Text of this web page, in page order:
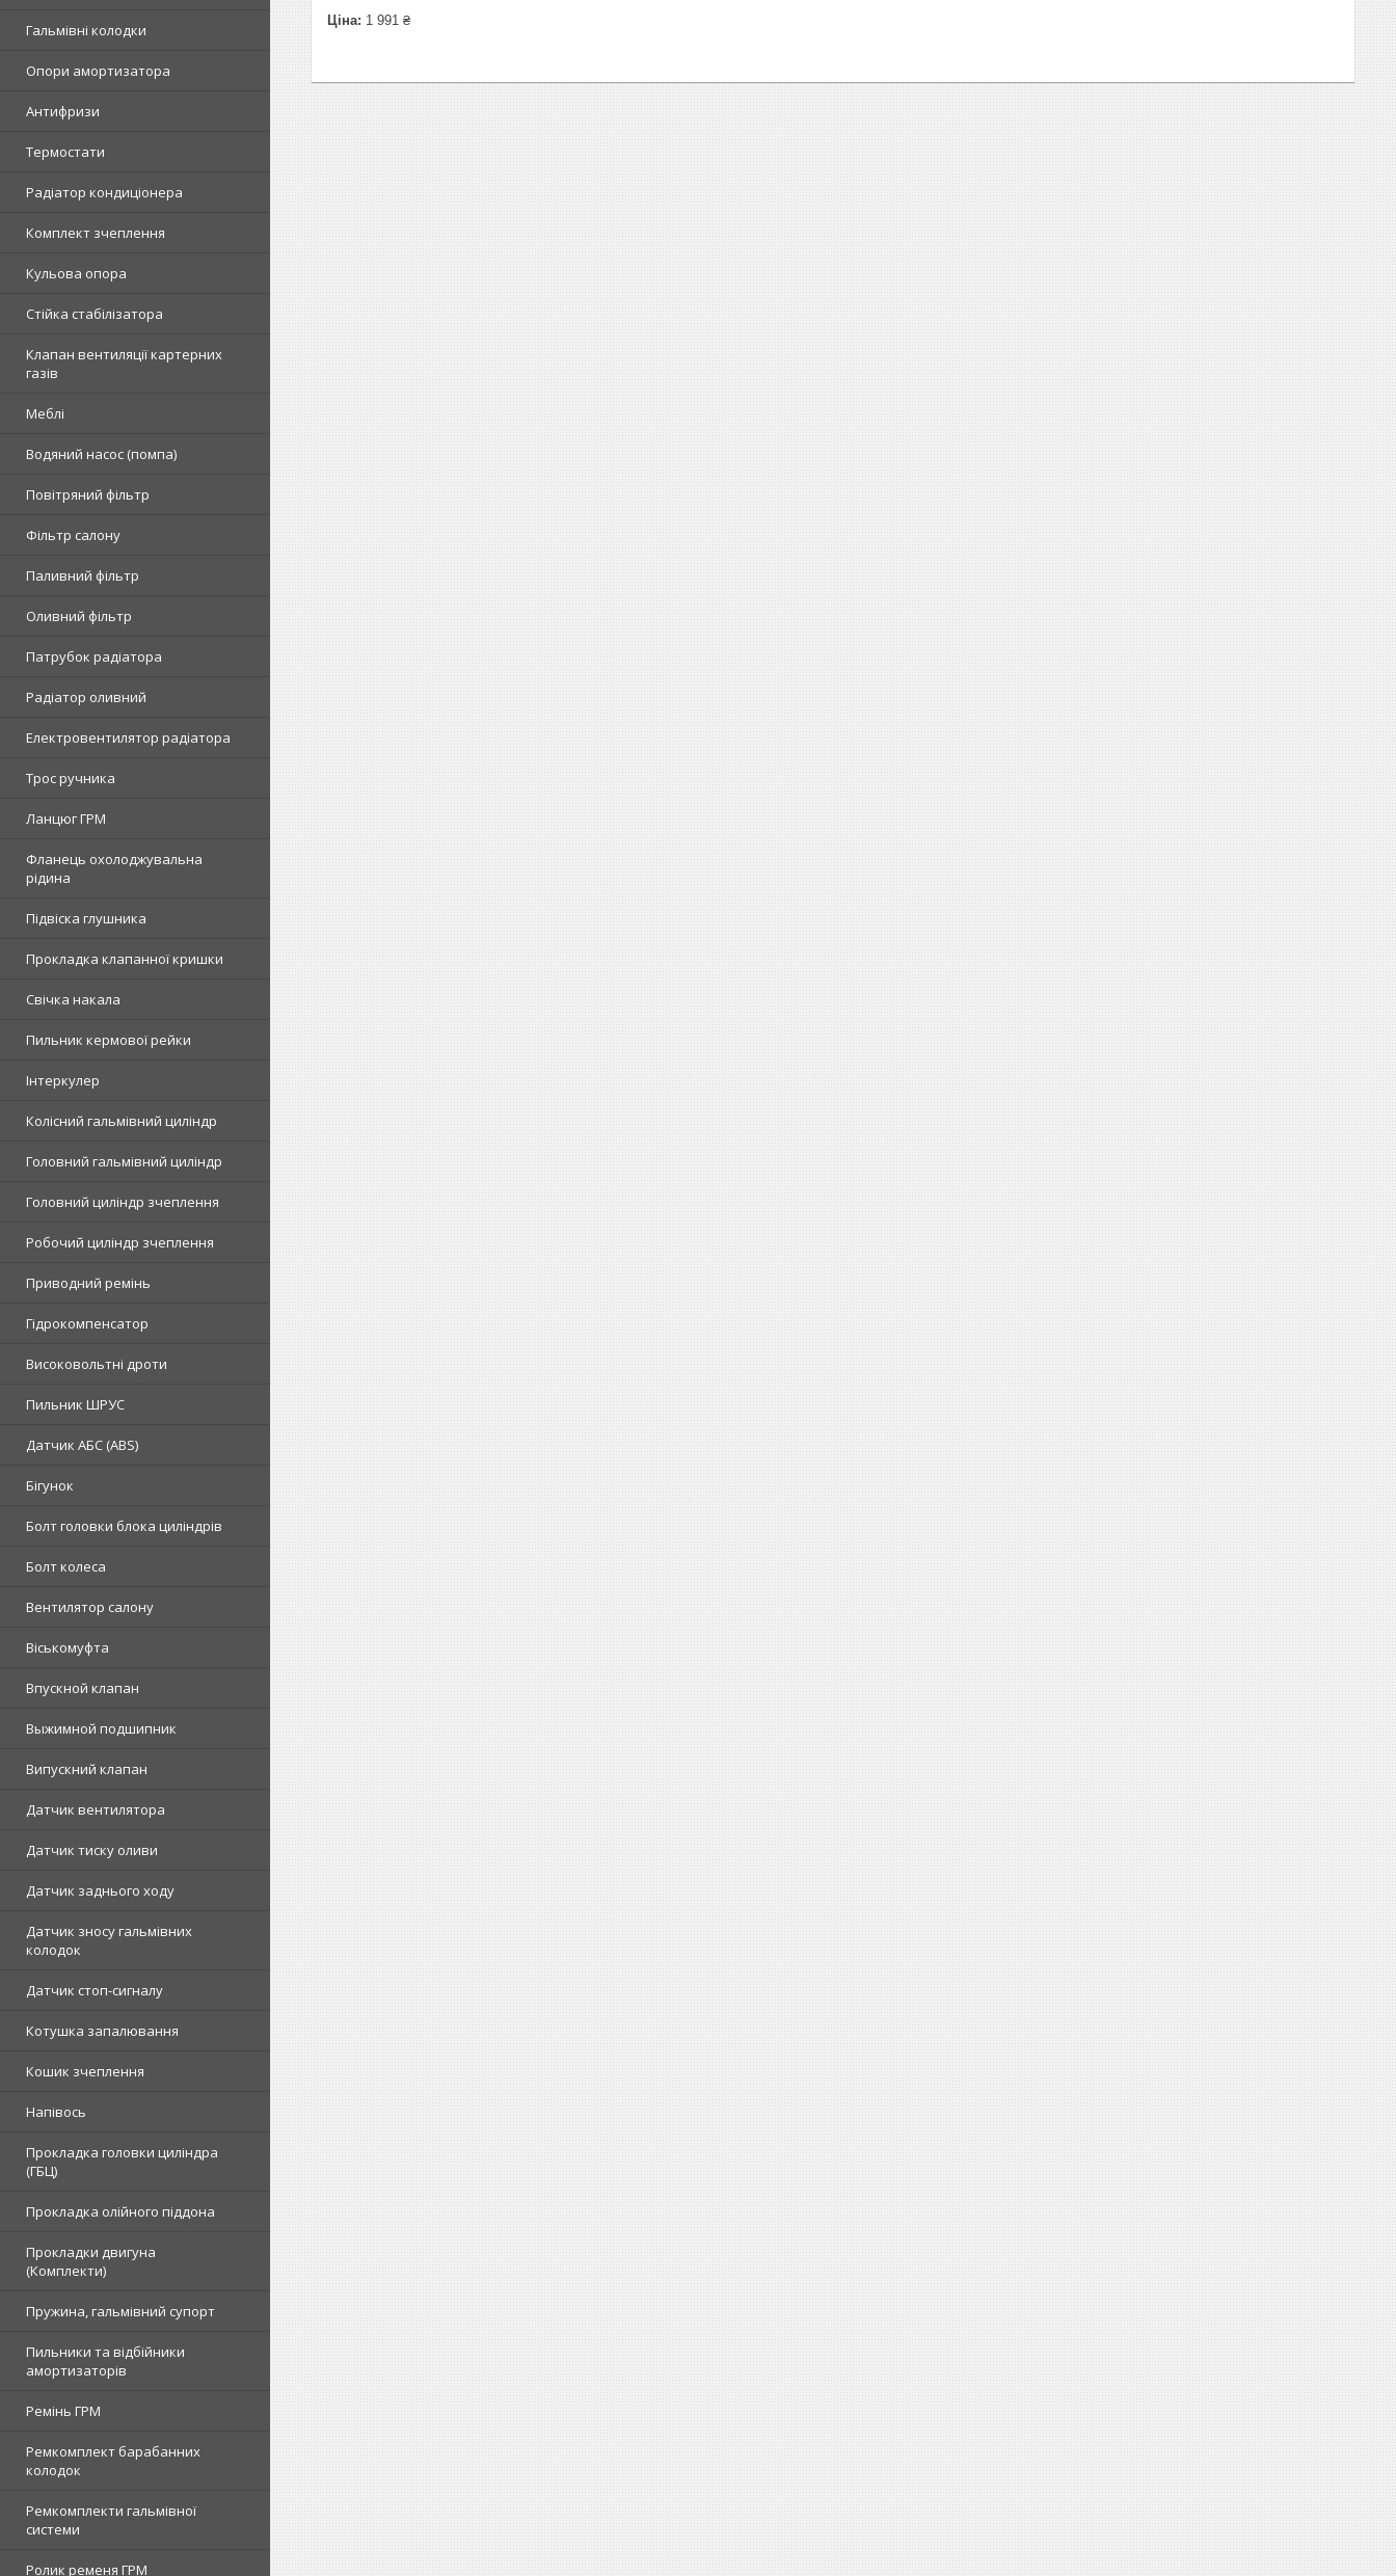
Гальмівні колодки
Опори амортизатора
Антифризи
Термостати
Радіатор кондиціонера
Комплект зчеплення
Кульова опора
Стійка стабілізатора
Клапан вентиляції картерних
газів
Меблі
Водяний насос (помпа)
Повітряний фільтр
Фільтр салону
Паливний фільтр
Оливний фільтр
Патрубок радіатора
Радіатор оливний
Електровентилятор радіатора
Трос ручника
Ланцюг ГРМ
Фланець охолоджувальна
рідина
Підвіска глушника
Прокладка клапанної кришки
Свічка накала
Пильник кермової рейки
Інтеркулер
Колісний гальмівний циліндр
Головний гальмівний циліндр
Головний циліндр зчеплення
Робочий циліндр зчеплення
Приводний ремінь
Гідрокомпенсатор
Високовольтні дроти
Пильник ШРУС
Датчик АБС (ABS)
Бігунок
Болт головки блока циліндрів
Болт колеса
Вентилятор салону
Віськомуфта
Впускной клапан
Выжимной подшипник
Випускний клапан
Датчик вентилятора
Датчик тиску оливи
Датчик заднього ходу
Датчик зносу гальмівних
колодок
Датчик стоп-сигналу
Котушка запалювання
Кошик зчеплення
Напівось
Прокладка головки циліндра
(ГБЦ)
Прокладка олійного піддона
Прокладки двигуна
(Комплекти)
Пружина, гальмівний супорт
Пильники та відбійники
амортизаторів
Ремінь ГРМ
Ремкомплект барабанних
колодок
Ремкомплекти гальмівної
системи
Ролик ременя ГРМ
Ціна: 1 991 ₴